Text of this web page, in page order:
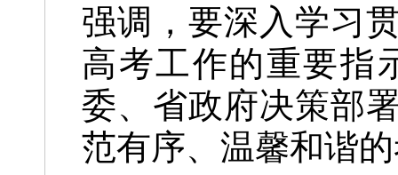
强调，要深入学习
高考工作的重要指
委、省政府决策部
范有序、温馨和谐